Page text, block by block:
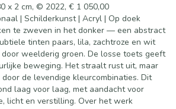
x 2 cm, © 2022, € 1 050,00
| Schilderkunst | Acryl | Op doek
te zweven in het donker — een abstract
tinten paars, lila, zachtroze en wit
door weelderig groen. De losse toets geeft
beweging. Het straalt rust uit, maar
de levendige kleurcombinaties. Dit
laag voor laag, met aandacht voor
licht en verstilling. Over het werk